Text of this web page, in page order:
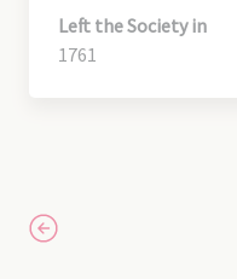
Left the Society in
1761